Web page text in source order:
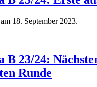
18. September 2023.
B 23/24:
Runde